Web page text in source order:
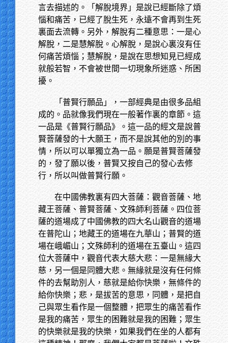
言去描述的。「解脫境界」是說已經斷除了煩
惱和痛苦，已經了脫生死，永遠不會再到生死
裏面去流轉。另外，解脫有二種意思：一是心
解脫，二是慧解脫。心解脫，是說心裏沒有任
何痛苦煩惱；慧解脫，是說在思想知見已經成
就般若智，不會被世間一切現象所迷惑、所困
擾。
「普賢行願品」，一部經典是由很多品組
成的。品就像我們現在一般著作裏的章節。這
一品是《普賢行願品》。這一品的經文是說普
賢菩薩發的十大願王，而不是說其他的別的事
情，所以可以單獨立為一品。願是普賢菩薩發
的，發了願以後，普賢又按自己的發心去修
行，所以叫做普賢行願。
在中國佛教裏有四大菩薩：觀音菩薩、地
藏王菩薩、普賢菩薩、文殊師利菩薩。四位菩
薩的道場成了中國佛教的四大名山觀音的道場
在普陀山；地藏王的道場在九華山；普賢的道
場在峨嵋山；文殊師利的道場在五臺山。這四
位大菩薩中，觀音代表大慈大悲：一是無緣大
慈，另一個是同體大悲。無緣就是沒有任何條
件的去幫助別人，慈就是給你快樂，無條件的
給你快樂；悲，是拔苦的意思，同體，是把自
己與眾生看作是一個整體，把眾生的痛苦看作
是我的痛苦，眾生的困難就是我的困難；眾生
的快樂就是我的快樂，如果我們在坐的人都有